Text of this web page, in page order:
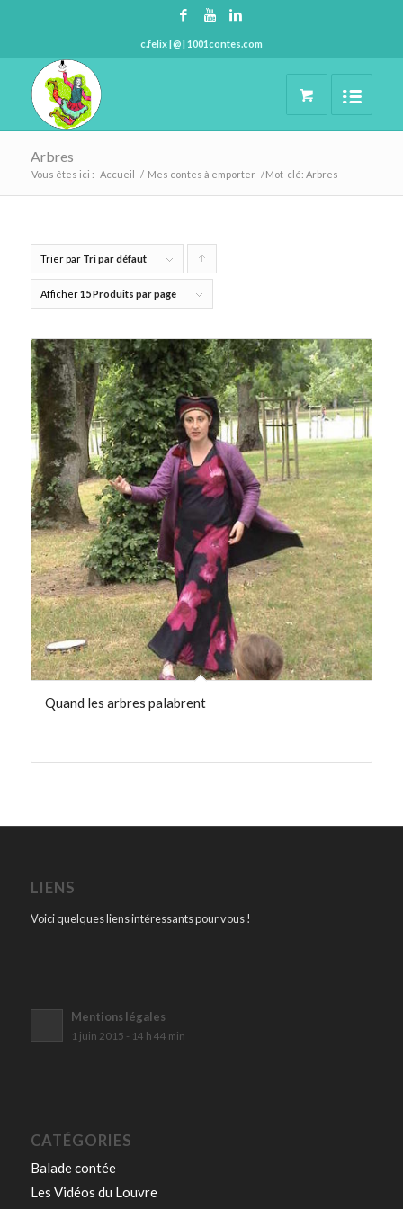
c.felix [@] 1001contes.com
Arbres
Vous êtes ici : Accueil / Mes contes à emporter /Mot-clé: Arbres
Trier par Tri par défaut
les
produits
en
ordre
ascendant
Afficher15 Produits par page
Quand les arbres palabrent
LIENS
Voici quelques liens intéressants pour vous !
Mentions légales
1 juin 2015 - 14 h 44 min
CATÉGORIES
Balade contée
Les Vidéos du Louvre